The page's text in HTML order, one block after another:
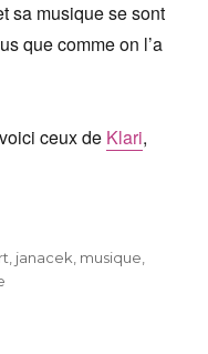
sa musique se sont
que comme on l’a
ceux de Klari,
, janacek, musique,